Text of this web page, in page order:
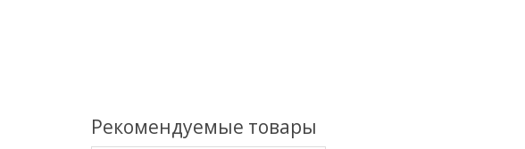
Рекомендуемые товары